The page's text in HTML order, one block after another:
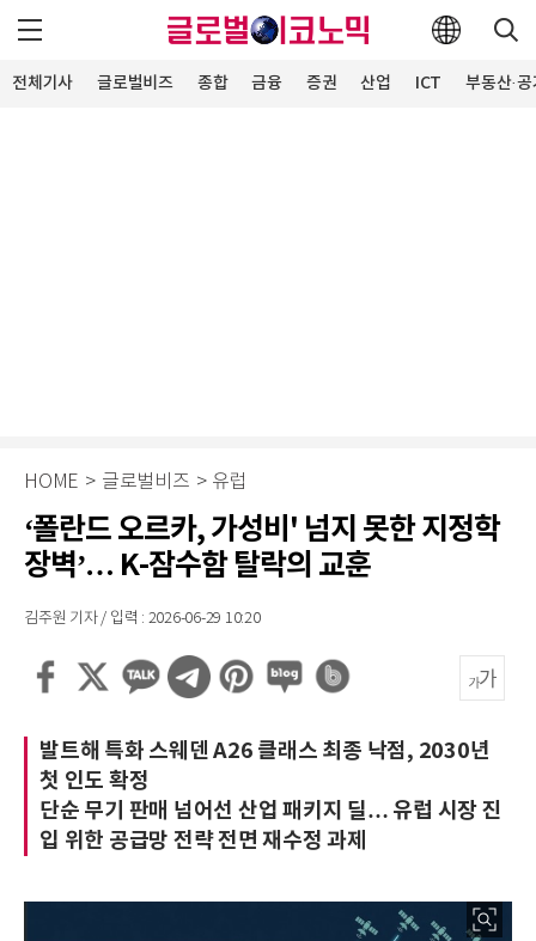
전체기사 글로벌비즈 종합 금융 증권 산업 ICT 부동산·
HOME > 글로벌비즈 > 유럽
‘폴란드 오르카, 가성비' 넘지 못한 지정학
장벽’… K-잠수함 탈락의 교훈
김주원 기자 / 입력 : 2026-06-29 10:20
발트해 특화 스웨덴 A26 클래스 최종 낙점, 2030년
첫 인도 확정
단순 무기 판매 넘어선 산업 패키지 딜… 유럽 시장 진
입 위한 공급망 전략 전면 재수정 과제